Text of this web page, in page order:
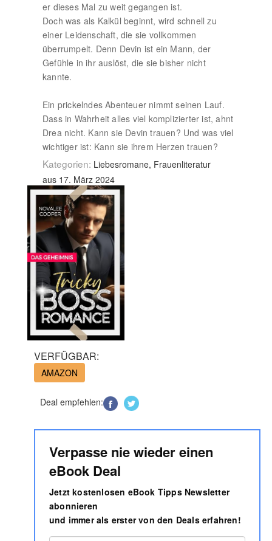
er dieses Mal zu weit gegangen ist.
Doch was als Kalkül beginnt, wird schnell zu
einer Leidenschaft, die sie vollkommen
überrumpelt. Denn Devin ist ein Mann, der
Gefühle in ihr auslöst, die sie bisher nicht
kannte.
Ein prickelndes Abenteuer nimmt seinen Lauf.
Dass in Wahrheit alles viel komplizierter ist, ahnt
Drea nicht. Kann sie Devin trauen? Und was viel
wichtiger ist: Kann sie ihrem Herzen trauen?
Kategorien: Liebesromane, Frauenliteratur
aus 17. März 2024
VERFÜGBAR:
AMAZON
Deal empfehlen:
Verpasse nie wieder einen
eBook Deal
Jetzt kostenlosen eBook Tipps Newsletter
abonnieren
und immer als erster von den Deals erfahren!